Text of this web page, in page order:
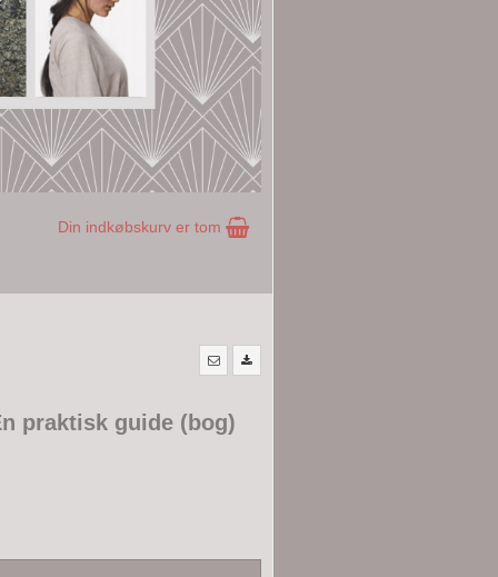
Din indkøbskurv er tom
praktisk guide (bog)